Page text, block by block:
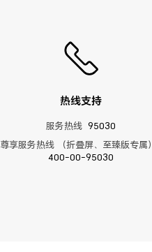
热线支持
服务热线 95030
尊享服务热线 （折叠屏、至臻版专属）
400-00-95030